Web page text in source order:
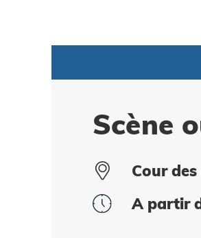
Scène
Cour
A partir